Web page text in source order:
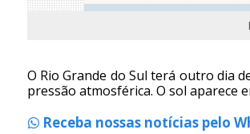
O Rio Grande do Sul terá outro dia
pressão atmosférica. O sol aparece
Receba nossas notícias pelo